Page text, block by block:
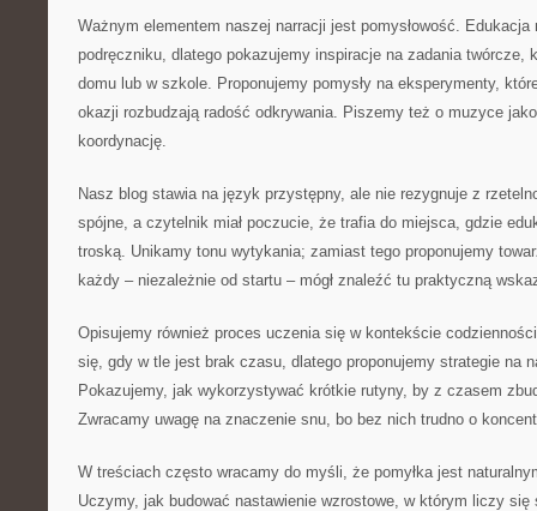
Ważnym elementem naszej narracji jest pomysłowość.
podręczniku, dlatego pokazujemy inspiracje na zadania twórcze,
domu lub w szkole. Proponujemy pomysły na eksperymenty,
okazji rozbudzają radość odkrywania. Piszemy też o muzyce
koordynację.
Nasz blog stawia na język przystępny, ale nie rezygnuje z
spójne, a czytelnik miał poczucie, że trafia do miejsca, gdzie
troską. Unikamy tonu wytykania; zamiast tego proponujemy
każdy – niezależnie od startu – mógł znaleźć tu praktyczną
Opisujemy również proces uczenia się w kontekście
się, gdy w tle jest brak czasu, dlatego proponujemy strategie na
Pokazujemy, jak wykorzystywać krótkie rutyny, by z czasem
Zwracamy uwagę na znaczenie snu, bo bez nich trudno o
W treściach często wracamy do myśli, że pomyłka jest
Uczymy, jak budować nastawienie wzrostowe, w którym liczy